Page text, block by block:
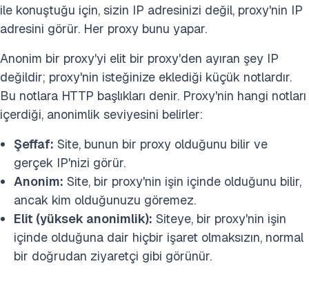
ile konuştuğu için, sizin IP adresinizi değil, proxy'nin IP
adresini görür. Her proxy bunu yapar.
Anonim bir proxy'yi elit bir proxy'den ayıran şey IP
değildir; proxy'nin isteğinize eklediği küçük notlardır.
Bu notlara HTTP başlıkları denir. Proxy'nin hangi notları
içerdiği, anonimlik seviyesini belirler:
Şeffaf: Site, bunun bir proxy olduğunu bilir ve
gerçek IP'nizi görür.
Anonim: Site, bir proxy'nin işin içinde olduğunu bilir,
ancak kim olduğunuzu göremez.
Elit (yüksek anonimlik): Siteye, bir proxy'nin işin
içinde olduğuna dair hiçbir işaret olmaksızın, normal
bir doğrudan ziyaretçi gibi görünür.